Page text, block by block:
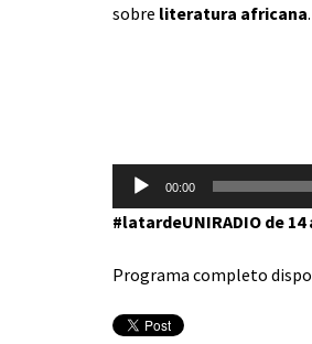
sobre literatura africana.
00:00
#latardeUNIRADIO de 14
Programa completo